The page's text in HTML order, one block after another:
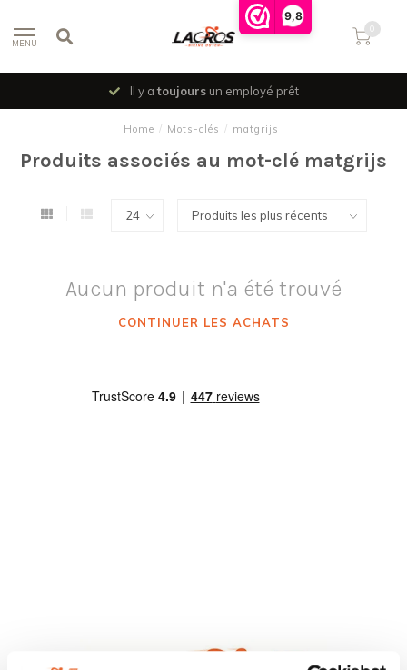
9,8
MENU
0
Il y atoujoursun employé prêt
Home / Mots-clés / matgrijs
Produits associés au mot-clé matgrijs
Aucun produit n'a été trouvé
CONTINUER LES ACHATS